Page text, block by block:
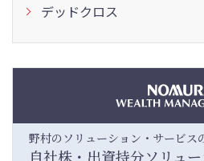
デッドクロス
野村のソリューション・サービス
自社株・出資持分ソリュ